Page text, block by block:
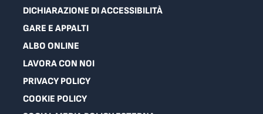
DICHIARAZIONE DI ACCESSIBILITÀ
GARE E APPALTI
ALBO ONLINE
LAVORA CON NOI
PRIVACY POLICY
COOKIE POLICY